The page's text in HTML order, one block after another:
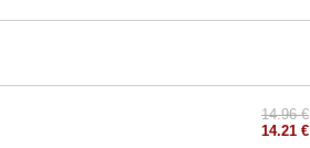
14.96 €
14.21 €